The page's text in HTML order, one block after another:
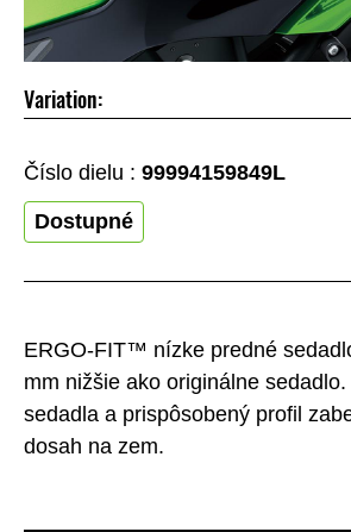
ERGO-FIT™ nízke predné
mm nižšie ako originálne
sedadla a prispôsobený profil
dosah na zem.
Variation:
Číslo dielu : 99994159849L
Dostupné